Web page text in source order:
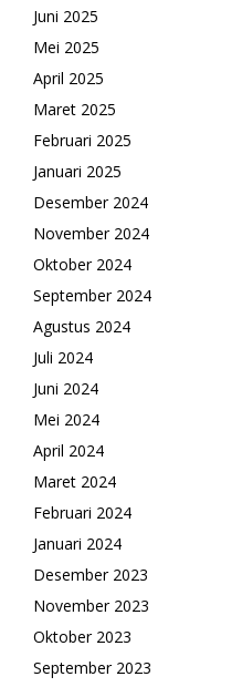
Juni 2025
Mei 2025
April 2025
Maret 2025
Februari 2025
Januari 2025
Desember 2024
November 2024
Oktober 2024
September 2024
Agustus 2024
Juli 2024
Juni 2024
Mei 2024
April 2024
Maret 2024
Februari 2024
Januari 2024
Desember 2023
November 2023
Oktober 2023
September 2023